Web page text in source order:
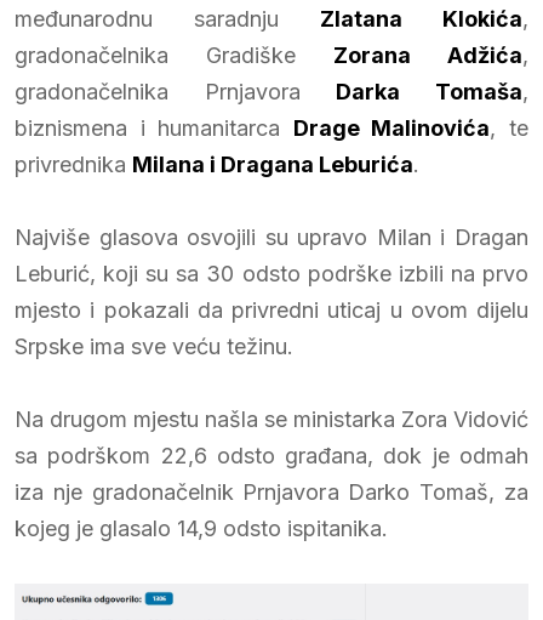
međunarodnu saradnju Zlatana Klokića,
gradonačelnika Gradiške Zorana Adžića,
gradonačelnika Prnjavora Darka Tomaša,
biznismena i humanitarca Drage Malinovića, te
privrednika Milana i Dragana Leburića.
Najviše glasova osvojili su upravo Milan i Dragan
Leburić, koji su sa 30 odsto podrške izbili na prvo
mjesto i pokazali da privredni uticaj u ovom dijelu
Srpske ima sve veću težinu.
Na drugom mjestu našla se ministarka Zora Vidović
sa podrškom 22,6 odsto građana, dok je odmah
iza nje gradonačelnik Prnjavora Darko Tomaš, za
kojeg je glasalo 14,9 odsto ispitanika.